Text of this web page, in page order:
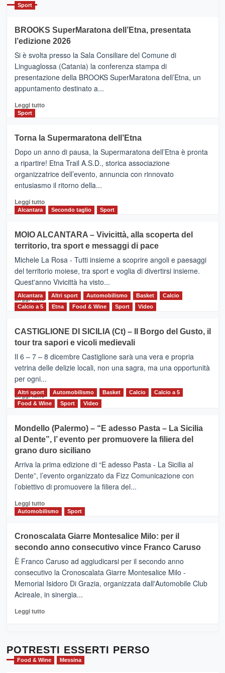
con
la
Al
via
i
collegamenti
Sport
BROOKS SuperMaratona dell’Etna, presentata
l’edizione 2026
Si è svolta presso la Sala Consiliare del Comune di
Linguaglossa (Catania) la conferenza stampa di
presentazione della BROOKS SuperMaratona dell’Etna, un
appuntamento destinato a...
Leggi tuttoLeggi
BROOKS
SuperMaratona
dell’Etna,
presentata
l’edizione
2026
Sport
Torna la Supermaratona dell’Etna
Dopo un anno di pausa, la Supermaratona dell’Etna è pronta
a ripartire! Etna Trail A.S.D., storica associazione
organizzatrice dell’evento, annuncia con rinnovato
entusiasmo il ritorno della...
Leggi tuttoLeggi
Torna
la
Supermaratona
dell’Etna
Alcantara Secondo taglio Sport
MOIO ALCANTARA – Vivicittà, alla scoperta del
territorio, tra sport e messaggi di pace
Michele La Rosa - Tutti insieme a scoprire angoli e paesaggi
del territorio moiese, tra sport e voglia di divertirsi insieme.
Quest'anno Vivicittà ha visto...
Leggi tutto Leggi
MOIO
ALCANTARA
–
Vivicittà,
alla
scoperta
del
territorio,
e
messaggi
di
Alcantara Altri sport Automobilismo Basket
Calcio
Calcio a 5
Etna Food & Wine Sport Video
CASTIGLIONE DI SICILIA (Ct) – Il Borgo del Gusto, il
tour tra sapori e vicoli medievali
Il 6 – 7 – 8 dicembre Castiglione sarà una vera e propria
vetrina delle delizie locali, non una sagra, ma una opportunità
per ogni...
Leggi tuttoLeggi
di
CASTIGLIONE
DI
SICILIA
(Ct)
–
Il
Borgo
Gusto,
il
tra
sapori
vicoli
medievali
Altri sport Automobilismo Basket Calcio
Calcio a 5
Food & Wine
Sport Video
Mondello (Palermo) – “E adesso Pasta – La Sicilia
al Dente”, l’ evento per promuovere la filiera del
grano duro siciliano
Arriva la prima edizione di “E adesso Pasta - La Sicilia al
Dente”, l’evento organizzato da Fizz Comunicazione con
l’obiettivo di promuovere la filiera del...
Leggi tuttoLeggi
di
Mondello
(Palermo)
–
“E
adesso
Pasta
–
Sicilia
l’
evento
per
Automobilismo Sport
Cronoscalata Giarre Montesalice Milo: per il
secondo anno consecutivo vince Franco Caruso
È Franco Caruso ad aggiudicarsi per il secondo anno
consecutivo la Cronoscalata Giarre Montesalice Milo -
Memorial Isidoro Di Grazia, organizzata dall'Automobile Club
Acireale, in sinergia...
Leggi tuttoLeggi
Cronoscalata
Giarre
Montesalice
POTRESTI ESSERTI PERSO
Food & Wine Messina